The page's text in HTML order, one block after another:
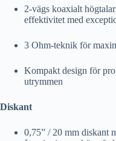
2-vägs koaxialt
effektivitet med
3 Ohm-teknik för
Kompakt design för
utrymmen
Diskant
0,75” / 20 mm diskant